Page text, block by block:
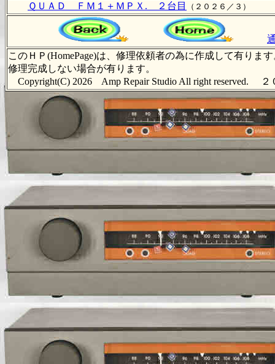
ＱＵＡＤ ＦＭ１＋ＭＰＸ. ２台目 （２０２６／３）
このＨＰ(HomePage)は、修理依頼者の為に作成して有り
修理完成しない場合が有ります。
Copyright(C) 2026 Amp Repair Studio All right reserved.